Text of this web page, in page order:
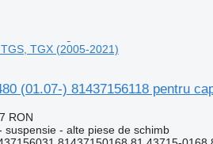
TGX (2005-2021)
(01.07-) 81437156118 pentru
RON
suspensie - alte piese de schimb